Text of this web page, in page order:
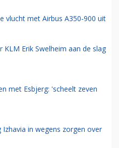
vlucht met Airbus A350-900 uit
Erik Swelheim aan de slag
met Esbjerg: 'scheelt zeven
in wegens zorgen over